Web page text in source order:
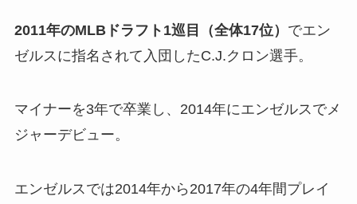
2011年のMLBドラフト1巡目（全体17位） でエン
ゼルスに指名されて入団したC.J.クロン選手。
マイナーを3年で卒業し、2014年にエンゼルスでメ
ジャーデビュー。
エンゼルスでは2014年から2017年の4年間プレイ